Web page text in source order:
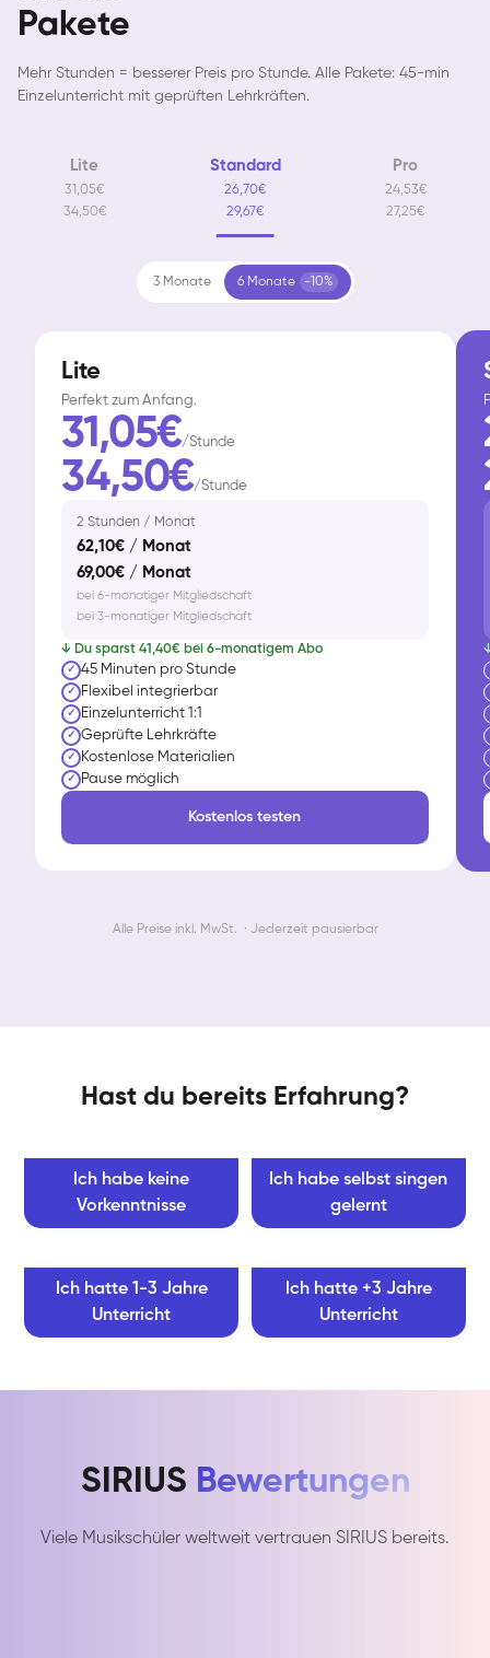
Pakete
Mehr Stunden = besserer Preis pro Stunde. Alle Pakete: 45-min
Einzelunterricht mit geprüften Lehrkräften.
Lite
31,05€
34,50€
Standard
26,70€
29,67€
Pro
24,53€
27,25€
3 Monate 6 Monate -10%
Lite
Perfekt zum Anfang.
31,05€/Stunde
34,50€/Stunde
2 Stunden / Monat
62,10€ / Monat
69,00€ / Monat
bei 6-monatiger Mitgliedschaft
bei 3-monatiger Mitgliedschaft
↓ Du sparst 41,40€ bei 6-monatigem Abo
✓ 45 Minuten pro Stunde
✓ Flexibel integrierbar
✓ Einzelunterricht 1:1
✓ Geprüfte Lehrkräfte
✓ Kostenlose Materialien
✓ Pause möglich
Kostenlos testen
Alle Preise inkl. MwSt. · Jederzeit pausierbar
Hast du bereits Erfahrung?
Ich habe keine
Vorkenntnisse
Ich habe selbst singen
gelernt
Ich hatte 1-3 Jahre
Unterricht
Ich hatte +3 Jahre
Unterricht
SIRIUS Bewertungen
Viele Musikschüler weltweit vertrauen SIRIUS bereits.